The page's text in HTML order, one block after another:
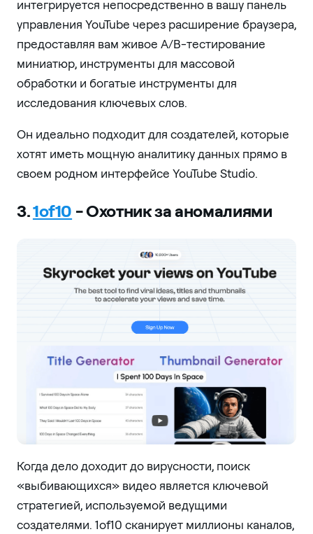
интегрируется непосредственно в вашу панель
управления YouTube через расширение браузера,
предоставляя вам живое A/B-тестирование
миниатюр, инструменты для массовой
обработки и богатые инструменты для
исследования ключевых слов.
Он идеально подходит для создателей, которые
хотят иметь мощную аналитику данных прямо в
своем родном интерфейсе YouTube Studio.
3.1of10 - Охотник за аномалиями
Когда дело доходит до вирусности, поиск
«выбивающихся» видео является ключевой
стратегией, используемой ведущими
создателями. 1of10 сканирует миллионы каналов,